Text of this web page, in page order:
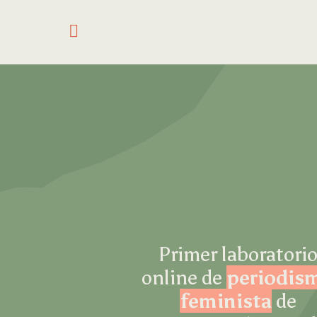
Primer laboratorio
online de
feministade